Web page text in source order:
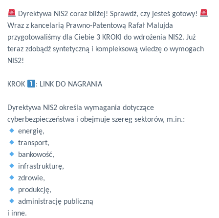
Dyrektywa NIS2 coraz bliżej! Sprawdź, czy jesteś gotowy!
Wraz z kancelarią Prawno-Patentową Rafał Malujda
przygotowaliśmy dla Ciebie 3 KROKI do wdrożenia NIS2. Już
teraz zdobądź syntetyczną i kompleksową wiedzę o wymogach
NIS2!
KROK : LINK DO NAGRANIA
Dyrektywa NIS2 określa wymagania dotyczące
cyberbezpieczeństwa i obejmuje szereg sektorów, m.in.:
energię,
transport,
bankowość,
infrastrukturę,
zdrowie,
produkcję,
administrację publiczną
i inne.